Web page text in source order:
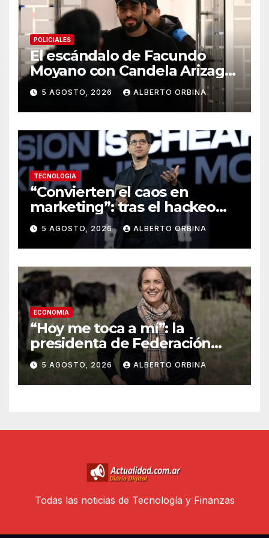
POLICIALES
El escándalo de Facundo
Moyano con Candela Arizaga:
una noche de cocaína que
“se fue de las manos” y
sospechas sobre el
allanamiento
5 AGOSTO, 2026 ALBERTO ORBINA
TECNOLOGIA
“Convierten el caos en
marketing”: tras el hackeo
que hizo OpenAI, el fundador
de Black Hat advirtió sobre
las empresas de IA
5 AGOSTO, 2026 ALBERTO ORBINA
ECONOMIA
“Hoy me toca a mí”: la
presidenta de Federación
Agraria denunció que
desaparecieron 15
vaquillonas propias de un
5 AGOSTO, 2026 ALBERTO ORBINA
Todas las noticias de Tecnología y Finanzas